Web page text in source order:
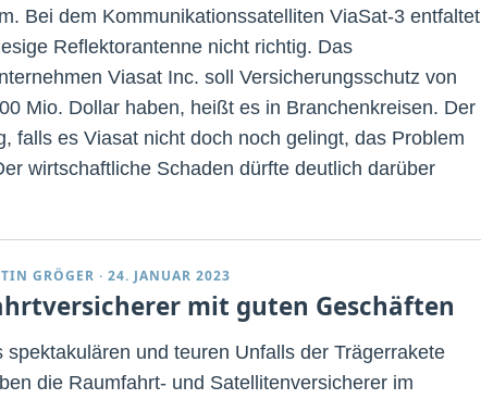
Bei dem Kommunikationssatelliten ViaSat-3 entfaltet
Reflektorantenne nicht richtig. Das
Viasat Inc. soll Versicherungsschutz von
Mio. Dollar haben, heißt es in Branchenkreisen. Der
falls es Viasat nicht doch noch gelingt, das Problem
wirtschaftliche Schaden dürfte deutlich darüber
GRÖGER · 24. JANUAR 2023
mit guten Geschäften
spektakulären und teuren Unfalls der Trägerrakete
die Raumfahrt- und Satellitenversicherer im